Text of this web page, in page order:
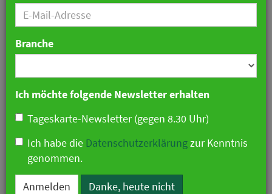
12. Juli 2021 10:38 Uhr| Hotellerie
B&B Hotels eröffnet B&B Hotel Cuxhaven
Branche
Ich möchte folgende Newsletter erhalten
Tageskarte-Newsletter (gegen 8.30 Uhr)
Ich habe die Datenschutzerklärungzur Kenntnis
genommen.
Anmelden Danke, heute nicht